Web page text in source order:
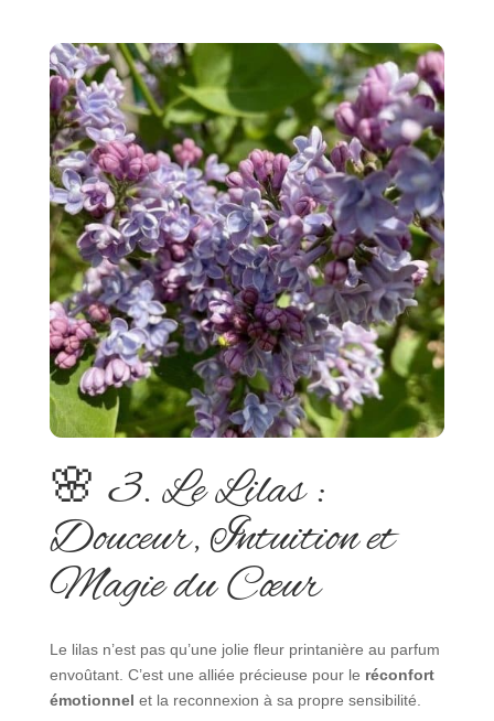
🌸 3. Le Lilas :
Douceur, Intuition et
Magie du Cœur
Le lilas n’est pas qu’une jolie fleur printanière au parfum
envoûtant. C’est une alliée précieuse pour le réconfort
émotionnel et la reconnexion à sa propre sensibilité.